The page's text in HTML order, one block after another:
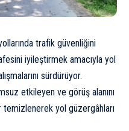
trafik güvenliğini
iyileştirmek amacıyla yol
sürdürüyor.
etkileyen ve görüş alanını
temizlenerek yol güzergâhları